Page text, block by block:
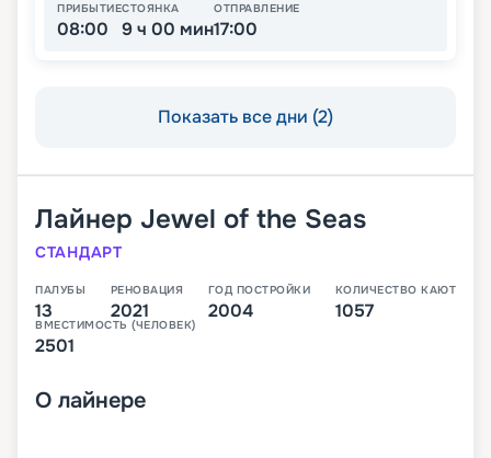
ПРИБЫТИЕ
08:00
СТОЯНКА
9 ч 00 мин
ОТПРАВЛЕНИЕ
17:00
Показать все дни (2)
Лайнер Jewel of the Seas
СТАНДАРТ
ПАЛУБЫ
13
РЕНОВАЦИЯ
2021
ГОД ПОСТРОЙКИ
2004
КОЛИЧЕСТВО КАЮТ
1057
ВМЕСТИМОСТЬ (ЧЕЛОВЕК)
2501
О лайнере